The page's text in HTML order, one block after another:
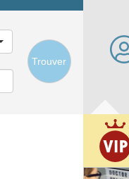
Trouver